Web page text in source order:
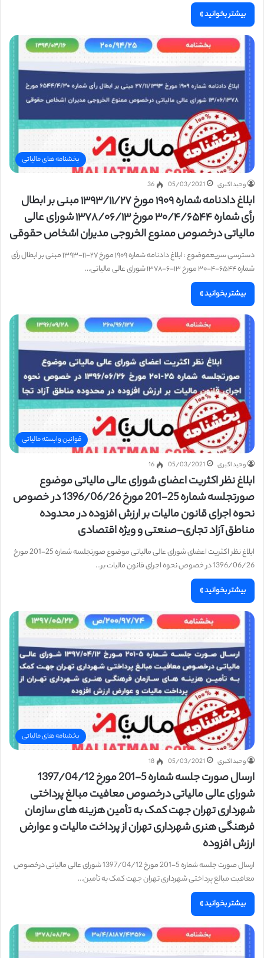
بیشتر بخوانید »
بخشنامه های مالیاتی
وحید اکبری 05/03/2021
36
ابلاغ دادنامه شماره ۱۹۰۹ مورخ ۱۳۹۳/۱۱/۲۷ مبنی بر ابطال
رأی شماره ۳۰/۴/۶۵۴۴ مورخ ۱۳۷۸/۰۶/۱۳ شورای عالی
مالیاتی درخصوص ممنوع الخروجی مدیران اشخاص حقوقی
دسترسی سریعموضوع : ابلاغ دادنامه شماره ۱۹۰۹ مورخ ۲۷-۱۱-۱۳۹۳ مبنی بر ابطال رأی
شماره ۶۵۴۴-۴-۳۰ مورخ ۱۳-۶-۱۳۷۸ شورای عالی مالیاتی…
بیشتر بخوانید »
قوانین وابسته مالیاتی
وحید اکبری 05/03/2021
16
ابلاغ نظر اکثریت اعضای شورای عالی مالیاتی موضوع
صورتجلسه شماره 25-201 مورخ 1396/06/26 در خصوص
نحوه اجرای قانون مالیات بر ارزش افزوده در محدوده
مناطق آزاد تجاری-صنعتی و ویژه اقتصادی
ابلاغ نظر اکثریت اعضای شورای عالی مالیاتی موضوع صورتجلسه شماره 25-201 مورخ
1396/06/26 در خصوص نحوه اجرای قانون مالیات بر…
بیشتر بخوانید »
بخشنامه های مالیاتی
وحید اکبری 05/03/2021
18
ارسال صورت جلسه شماره 5-201 مورخ 1397/04/12
شورای عالی مالیاتی درخصوص معافیت مبالغ پرداختی
شهرداری تهران جهت کمک به تأمین هزینه های سازمان
فرهنگی هنری شهرداری تهران از پرداخت مالیات و عوارض
ارزش افزوده
ارسال صورت جلسه شماره 5-201 مورخ 1397/04/12 شورای عالی مالیاتی درخصوص
معافیت مبالغ پرداختی شهرداری تهران جهت کمک به تأمین…
بیشتر بخوانید »